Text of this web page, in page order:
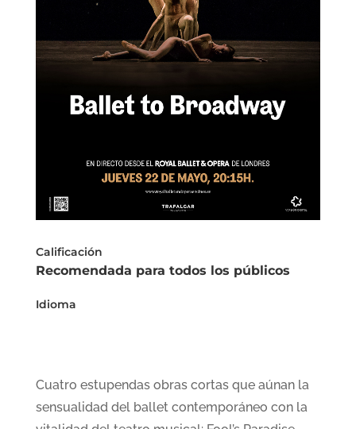
Calificación
Recomendada para todos los públicos
Idioma
Cuatro estupendas obras cortas que aúnan la
sensualidad del ballet contemporáneo con la